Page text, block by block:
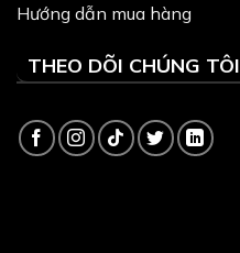
Hướng dẫn mua hàng
THEO DÕI CHÚNG TÔI